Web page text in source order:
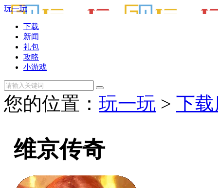
玩一玩
下载
新闻
礼包
攻略
小游戏
您的位置： 玩一玩 > 下载
维京传奇